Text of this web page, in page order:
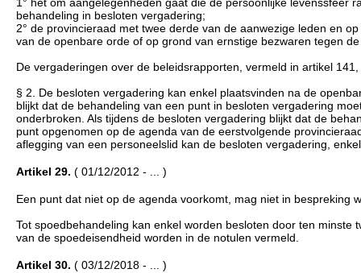
1° het om aangelegenheden gaat die de persoonlijke levenssfeer
behandeling in besloten vergadering;
2° de provincieraad met twee derde van de aanwezige leden en
van de openbare orde of op grond van ernstige bezwaren tegen
De vergaderingen over de beleidsrapporten, vermeld in artikel
§ 2. De besloten vergadering kan enkel plaatsvinden na de
blijkt dat de behandeling van een punt in besloten vergadering
onderbroken. Als tijdens de besloten vergadering blijkt dat de
punt opgenomen op de agenda van de eerstvolgende
aflegging van een personeelslid kan de besloten vergadering,
Artikel 29. ( 01/12/2012 - ... )
Een punt dat niet op de agenda voorkomt, mag niet in bespreking
Tot spoedbehandeling kan enkel worden besloten door ten
van de spoedeisendheid worden in de notulen vermeld.
Artikel 30. ( 03/12/2018 - ... )